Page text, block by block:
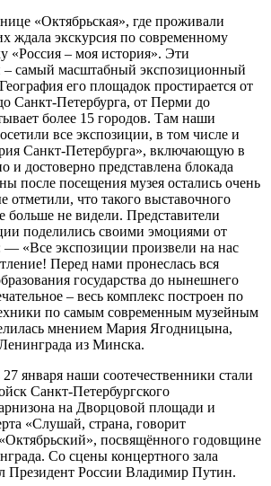
«Октябрьская», где проживали
ждала экскурсия по современному
«Россия – моя история». Эти
– самый масштабный экспозиционный
его площадок простирается от
Санкт-Петербурга, от Перми до
более 15 городов. Там наши
все экспозиции, в том числе и
Санкт-Петербурга», включающую в
и достоверно представлена блокада
после посещения музея остались очень
отметили, что такого выставочного
больше не видели. Представители
поделились своими эмоциями от
— «Все экспозиции произвели на нас
Перед нами пронеслась вся
государства до нынешнего
– весь комплекс построен по
по самым современным музейным
мнением Мария Ягодницына,
из Минска.
января наши соотечественники стали
Санкт-Петербургского
на Дворцовой площади и
«Слушай, страна, говорит
посвящённого годовщине
Со сцены концертного зала
Президент России Владимир Путин.